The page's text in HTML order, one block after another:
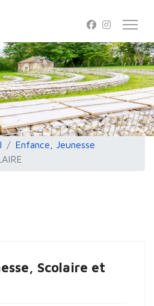
Enfance, Jeunesse
Scolaire et